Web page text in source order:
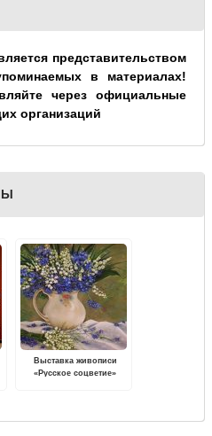
представительством
в материалах!
через официальные
организаций
Выставка живописи
«Русское соцветие»